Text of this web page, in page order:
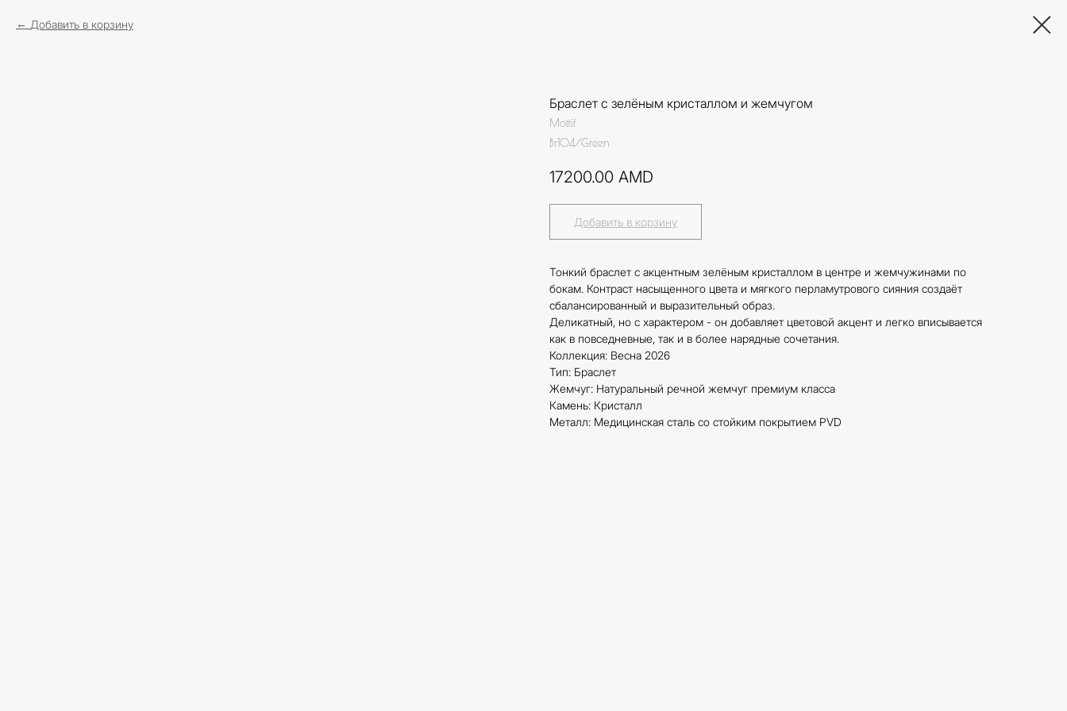
Добавить в корзину
Браслет с зелёным кристаллом и жемчугом
Mottif
Br104/Green
17200.00 AMD
Добавить в корзину
Тонкий браслет с акцентным зелёным кристаллом в центре и жемчужинами по
бокам. Контраст насыщенного цвета и мягкого перламутрового сияния создаёт
сбалансированный и выразительный образ.
Деликатный, но с характером - он добавляет цветовой акцент и легко вписывается
как в повседневные, так и в более нарядные сочетания.
Коллекция: Весна 2026
Тип: Браслет
Жемчуг: Натуральный речной жемчуг премиум класса
Камень: Кристалл
Металл: Медицинская сталь со стойким покрытием PVD